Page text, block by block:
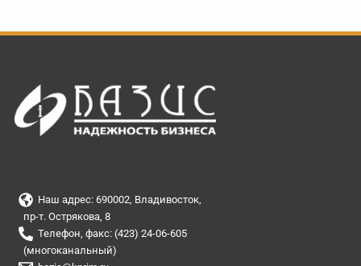
Наш адрес: 690002, Владивосток,
пр-т. Острякова, 8
Телефон, факс: (423) 24-06-605
(многоканальный)